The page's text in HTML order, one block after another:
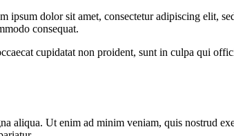
dolor sit amet, consectetur adipiscing elit,
consequat.
cupidatat non proident, sunt in culpa qui
aliqua. Ut enim ad minim veniam, quis nostrud